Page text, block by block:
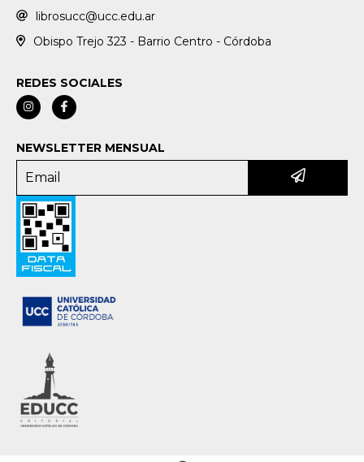
librosucc@ucc.edu.ar
Obispo Trejo 323 - Barrio Centro - Córdoba
REDES SOCIALES
NEWSLETTER MENSUAL